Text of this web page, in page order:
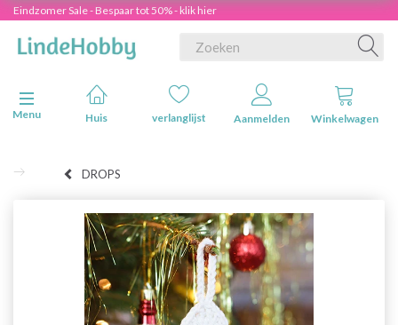
Eindzomer Sale - Bespaar tot 50% - klik hier
Navigatie in-/uitschakelen
Menu
Huis verlanglijst Aanmelden Winkelwagen
DROPS